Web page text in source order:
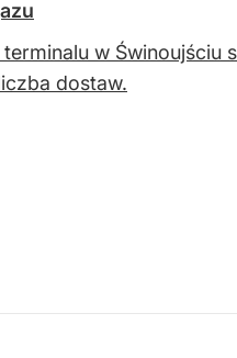
terminalu w
dostaw.